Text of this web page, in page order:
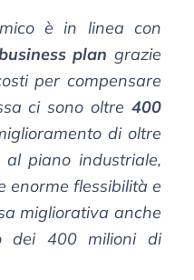
è in linea con
plan grazie
per compensare
ci sono oltre 400
di oltre
piano industriale,
enorme flessibilità e
migliorativa anche
dei 400 milioni di